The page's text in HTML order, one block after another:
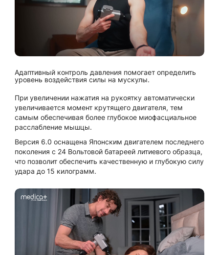
Адаптивный контроль давления помогает определить
уровень воздействия силы на мускулы.
При увеличении нажатия на рукоятку автоматически
увеличивается момент крутящего двигателя, тем
самым обеспечивая более глубокое миофасциальное
расслабление мышцы.
Версия 6.0 оснащена Японским двигателем последнего
поколения с 24 Вольтовой батареей литиевого образца,
что позволит обеспечить качественную и глубокую силу
удара до 15 килограмм.